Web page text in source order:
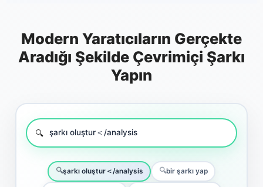
Modern Yaratıcıların Gerçekte
Aradığı Şekilde Çevrimiçi Şarkı
Yapın
şarkı oluştur＜/analysis
şarkı oluştur＜/analysis bir şarkı yap